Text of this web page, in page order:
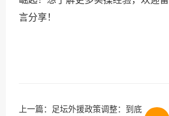
言分享！
上一篇： 足坛外援政策调整：到底